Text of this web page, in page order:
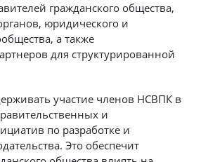
гражданского общества,
юридического и
а также
для структурированной
участие членов НСВПК в
и
по разработке и
Это обеспечит